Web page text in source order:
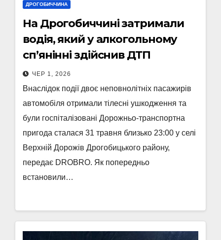
ДРОГОБИЧЧИНА
На Дрогобиччині затримали
водія, який у алкогольному
сп’янінні здійснив ДТП
ЧЕР 1, 2026
Внаслідок події двоє неповнолітніх пасажирів
автомобіля отримали тілесні ушкодження та
були госпіталізовані Дорожньо-транспортна
пригода сталася 31 травня близько 23:00 у селі
Верхній Дорожів Дрогобицького району,
передає DROBRO. Як попередньо
встановили…